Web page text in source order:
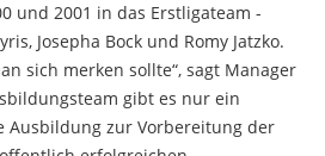
und 2001 in das Erstligateam -
Josepha Bock und Romy Jatzko.
sich merken sollte“, sagt Manager
gibt es nur ein
Ausbildung zur Vorbereitung der